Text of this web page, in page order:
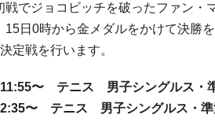
戦でジョコビッチを破ったファン・
15日0時から金メダルをかけて決勝
定戦を行います。
〜 テニス 男子シングルス・
〜 テニス 男子シングルス・